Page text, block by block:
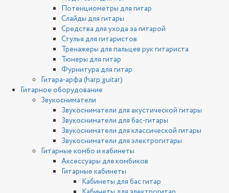
Потенциометры для гитар
Слайды для гитары
Средства для ухода за гитарой
Стулья для гитаристов
Тренажеры для пальцев рук гитариста
Тюнеры для гитар
Фурнитура для гитар
Гитара-арфа (harp guitar)
Гитарное оборудование
Звукосниматели
Звукосниматели для акустической гитары
Звукосниматели для бас-гитары
Звукосниматели для классической гитары
Звукосниматели для электрогитары
Гитарные комбо и кабинеты
Аксессуары для комбиков
Гитарные кабинеты
Кабинеты для бас гитар